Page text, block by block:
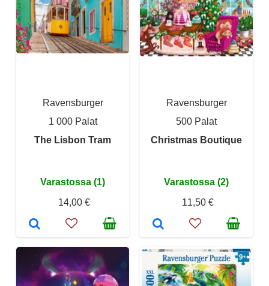
Ravensburger
1 000 Palat
The Lisbon Tram
Varastossa (1)
14,00 €
Ravensburger
500 Palat
Christmas Boutique
Varastossa (2)
11,50 €